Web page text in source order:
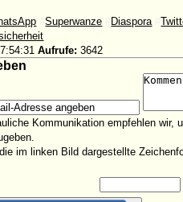
#Superwanze Diaspora #
Aufrufe: 3642
Kommunikation empfehlen
im linken Bild dargestellte